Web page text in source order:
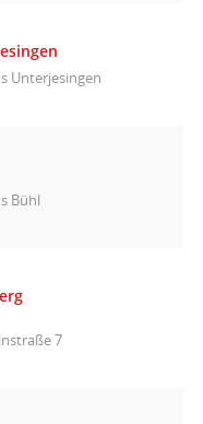
Unterjesingen
Bühl
7